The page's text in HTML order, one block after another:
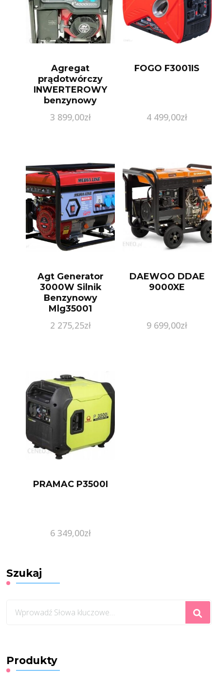
Agregat
prądotwórczy
INWERTEROWY
benzynowy
3 899,00zł
FOGO F3001IS
4 499,00zł
Agt Generator
3000W Silnik
Benzynowy
Mlg35001
2 275,25zł
DAEWOO DDAE
9000XE
9 699,00zł
PRAMAC P3500I
6 349,00zł
Szukaj
czegoś?
Produkty